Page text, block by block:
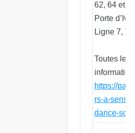
62, 64 et
Porte
Ligne 7,
Toutes les
https://
rs-a-
dance-